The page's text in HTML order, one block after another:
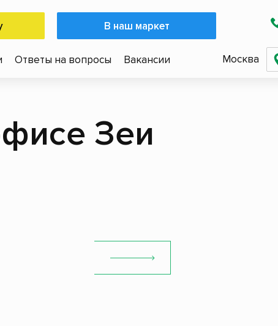
В наш маркет
Ответы на вопросы Вакансии Москва
Зеи